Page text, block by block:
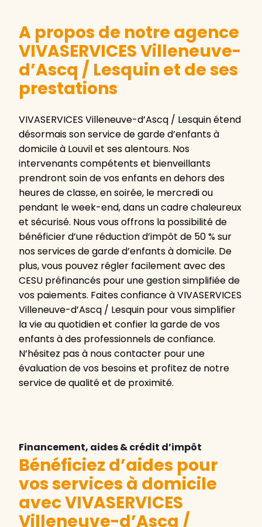
A propos de notre agence
VIVASERVICES Villeneuve-
d’Ascq / Lesquin et de ses
prestations
VIVASERVICES Villeneuve-d’Ascq / Lesquin étend
désormais son service de garde d’enfants à
domicile à Louvil et ses alentours. Nos
intervenants compétents et bienveillants
prendront soin de vos enfants en dehors des
heures de classe, en soirée, le mercredi ou
pendant le week-end, dans un cadre chaleureux
et sécurisé. Nous vous offrons la possibilité de
bénéficier d’une réduction d’impôt de 50 % sur
nos services de garde d’enfants à domicile. De
plus, vous pouvez régler facilement avec des
CESU préfinancés pour une gestion simplifiée de
vos paiements. Faites confiance à VIVASERVICES
Villeneuve-d’Ascq / Lesquin pour vous simplifier
la vie au quotidien et confier la garde de vos
enfants à des professionnels de confiance.
N’hésitez pas à nous contacter pour une
évaluation de vos besoins et profitez de notre
service de qualité et de proximité.
Financement, aides & crédit d’impôt
Bénéficiez d’aides pour
vos services à domicile
avec VIVASERVICES
Villeneuve-d’Ascq /